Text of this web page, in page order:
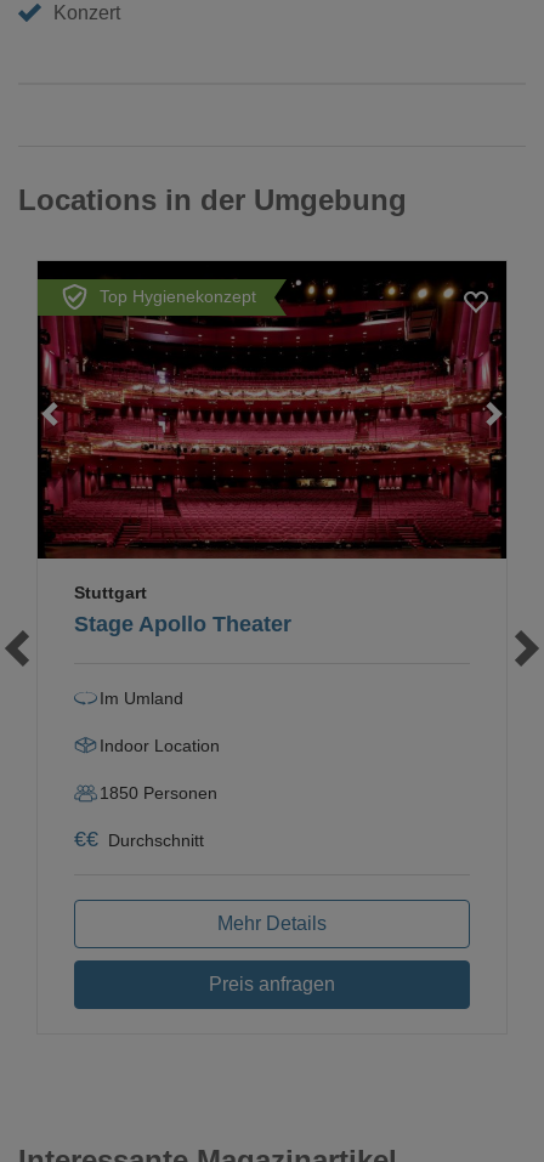
Konzert
Locations in der Umgebung
Top Hygienekonzept
Loading...
Stage Apollo Theater
Stuttgart
Im Umland
Indoor Location
1850 Personen
€€ Durchschnitt
Mehr Details
Preis anfragen